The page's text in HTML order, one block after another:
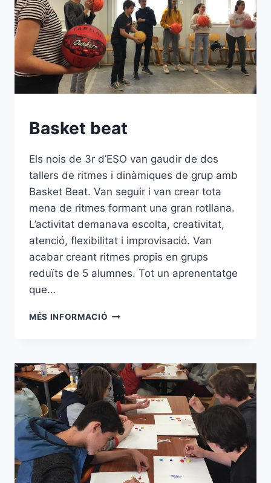
Basket beat
Els nois de 3r d’ESO van gaudir de dos
tallers de ritmes i dinàmiques de grup amb
Basket Beat. Van seguir i van crear tota
mena de ritmes formant una gran rotllana.
L’activitat demanava escolta, creativitat,
atenció, flexibilitat i improvisació. Van
acabar creant ritmes propis en grups
reduïts de 5 alumnes. Tot un aprenentatge
que…
MÉS INFORMACIÓ BASKET